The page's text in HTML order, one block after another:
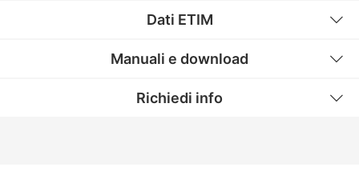
Dati ETIM
Manuali e download
Richiedi info